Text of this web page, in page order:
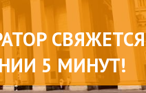
СВЯЖЕТСЯ
5 МИНУТ!